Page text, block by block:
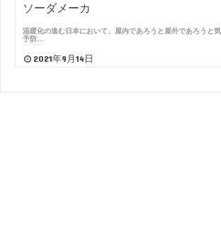
ソーダメーカ
温暖化の進む日本において、屋内であろうと屋外であろうと
予防…
2021年9月14日